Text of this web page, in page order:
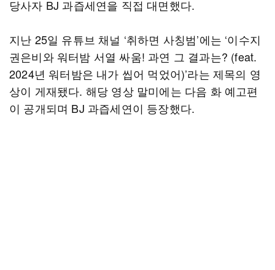
당사자 BJ 과즙세연을 직접 대면했다.
지난 25일 유튜브 채널 ‘취하면 사칭범’에는 ‘이수지
권은비와 워터밤 서열 싸움! 과연 그 결과는? (feat.
2024년 워터밤은 내가 씹어 먹었어)’라는 제목의 영
상이 게재됐다. 해당 영상 말미에는 다음 화 예고편
이 공개되며 BJ 과즙세연이 등장했다.